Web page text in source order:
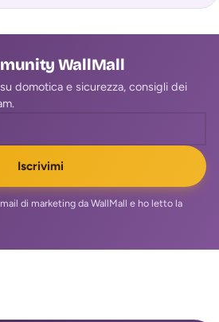
INFORMAZIONI SUI
WallMall
domotica e sicurezza, consigli dei
Iscrivimi
di marketing da WallMall e ho letto la